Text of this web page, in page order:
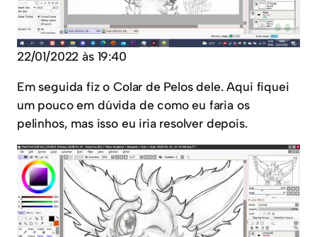
22/01/2022 às 19:40
Em seguida fiz o Colar de Pelos dele. Aqui fiquei
um pouco em dúvida de como eu faria os
pelinhos, mas isso eu iria resolver depois.